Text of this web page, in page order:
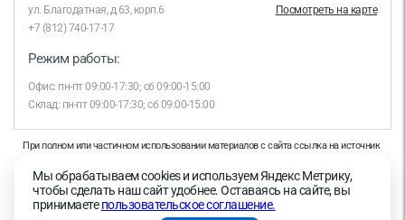
ул. Благодатная, д.63, корп.6
Посмотреть на карте
+7 (812) 740-17-17
Режим работы:
Офис: пн-пт 09:00-17:30; сб 09:00-15:00
Склад: пн-пт 09:00-17:30; сб 09:00-15:00
При полном или частичном использовании материалов с сайта ссылка на источник
Продолжая работу с сайтом, вы даете согласие на использование сайтом cookies и
на обработку персональных данных в целях функционирования сайта, проведения
ретаргетинга, статистических исследований, улучшения сервиса и предоставления
Мы обрабатываем cookies и используем Яндекс Метрику,
чтобы сделать наш сайт удобнее. Оставаясь на сайте, вы
принимаетепользовательское соглашение.